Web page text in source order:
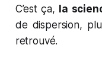
C’est ça, la
de dispersion,
retrouvé.